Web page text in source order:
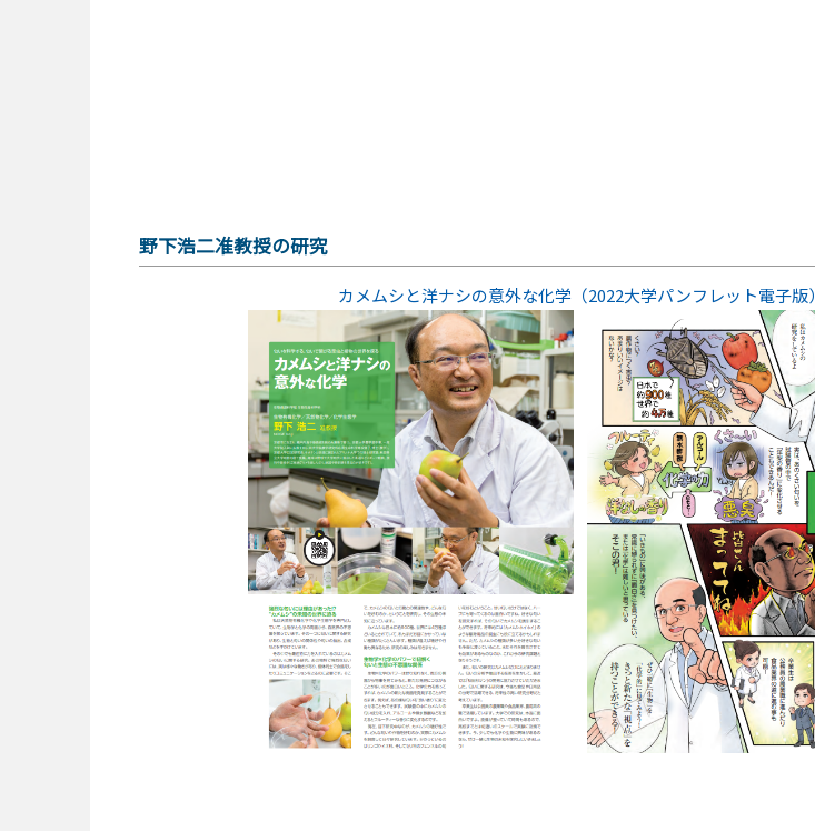
野下浩二准教授の研究
カメムシと洋ナシの意外な化学（2022大学パンフレット電子版）